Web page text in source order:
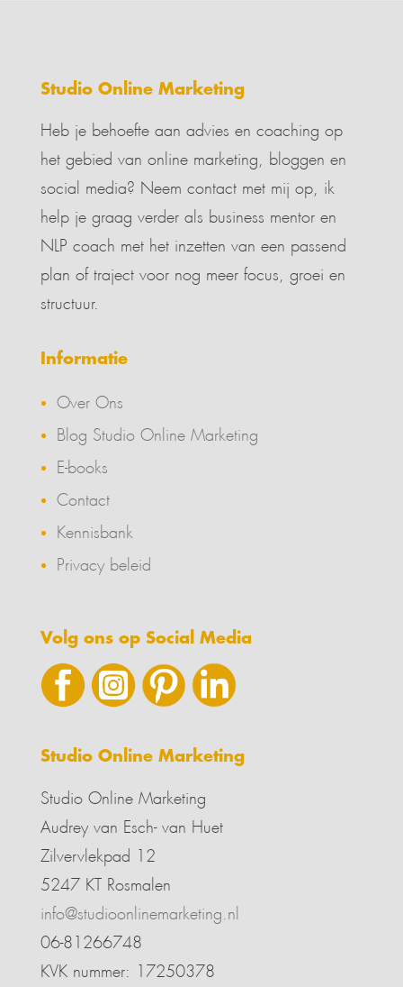
Studio Online Marketing
Heb je behoefte aan advies en coaching op
het gebied van online marketing, bloggen en
social media? Neem contact met mij op, ik
help je graag verder als business mentor en
NLP coach met het inzetten van een passend
plan of traject voor nog meer focus, groei en
structuur.
Informatie
Over Ons
Blog Studio Online Marketing
E-books
Contact
Kennisbank
Privacy beleid
Volg ons op Social Media
Studio Online Marketing
Studio Online Marketing
Audrey van Esch- van Huet
Zilvervlekpad 12
5247 KT Rosmalen
info@studioonlinemarketing.nl
06-81266748
KVK nummer: 17250378